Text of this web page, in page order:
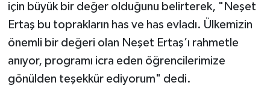
için büyük bir değer olduğunu belirterek, "Neşet
Ertaş bu toprakların has ve has evladı. Ülkemizin
önemli bir değeri olan Neşet Ertaş’ı rahmetle
anıyor, programı icra eden öğrencilerimize
gönülden teşekkür ediyorum" dedi.